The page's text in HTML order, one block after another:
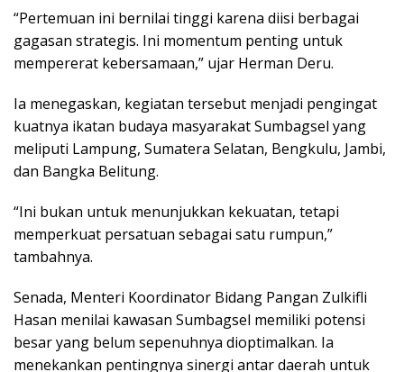
“Pertemuan ini bernilai tinggi karena diisi berbagai
gagasan strategis. Ini momentum penting untuk
mempererat kebersamaan,” ujar Herman Deru.
Ia menegaskan, kegiatan tersebut menjadi pengingat
kuatnya ikatan budaya masyarakat Sumbagsel yang
meliputi Lampung, Sumatera Selatan, Bengkulu, Jambi,
dan Bangka Belitung.
“Ini bukan untuk menunjukkan kekuatan, tetapi
memperkuat persatuan sebagai satu rumpun,”
tambahnya.
Senada, Menteri Koordinator Bidang Pangan Zulkifli
Hasan menilai kawasan Sumbagsel memiliki potensi
besar yang belum sepenuhnya dioptimalkan. Ia
menekankan pentingnya sinergi antar daerah untuk